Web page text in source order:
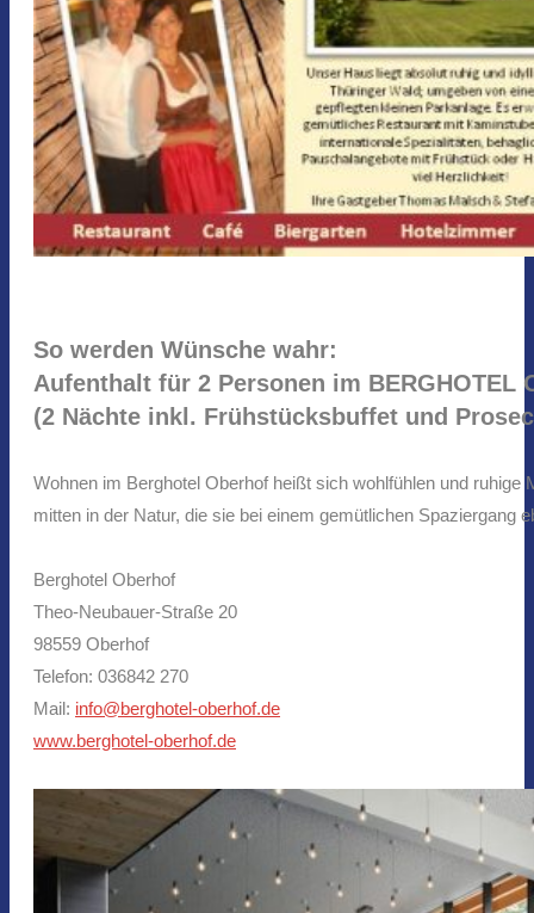
So werden Wünsche wahr:
Aufenthalt für 2 Personen im BERGHOTEL
(2 Nächte inkl. Frühstücksbuffet und
Wohnen im Berghotel Oberhof heißt sich wohlfühlen und
mitten in der Natur, die sie bei einem gemütlichen Spaziergang
Berghotel Oberhof
Theo-Neubauer-Straße 20
98559 Oberhof
Telefon: 036842 270
Mail: info@berghotel-oberhof.de
www.berghotel-oberhof.de